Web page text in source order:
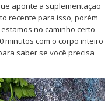
aponte a suplementação
recente para isso, porém
no caminho certo
minutos com o corpo inteiro
saber se você precisa